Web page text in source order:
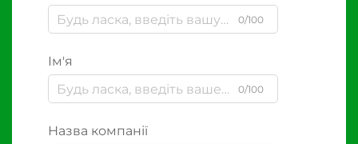
0/100
Ім'я
0/100
Назва компанії